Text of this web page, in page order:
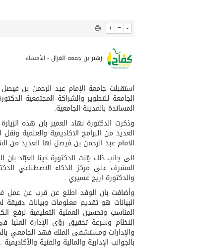
05/08/2026
05/08/2026سمو امير
05/08/2026ترامب: مضيق
05/08/2026مفتى جمهورية
+ = -
زهير بن جمعه الغزال - الأحساء
استقبلت جامعة الإمام عبد الرحمن بن
الجامعة للتطوير والشراكة المجتمعية
المساندة بالمدينة الجامعية.
وذكرت الدكتورة نهاد العمير بان هذه
العديد من البرامج الاكاديمية والعلمية
الامام عبد الرحمن بن فيصل لها العديد من
الى جانب ذلك بيّنت الدكتورة دينا العبّاد
المشرف على مركز الذكاء الاصطناعي
والدكتورة اريج عسيري .
وأضافت بان الوفد اطلع عن قرب عن عمل
البيانات هو تقديم معلومات وبيانات دقيقة
المناسب وتحسين العملية التعليمية
النظام وسرعة تحقيق رؤى الإدارة العليا
والإدارات ومستشفى الملك فهد الجامعي
بالجوانب الإدارية والمالية والفنية والأكاديمية .